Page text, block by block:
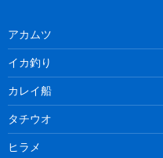
アカムツ
イカ釣り
カレイ船
タチウオ
ヒラメ